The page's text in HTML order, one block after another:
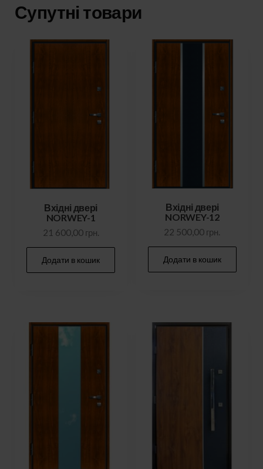
Супутні товари
Вхідні двері
NORWEY-1
21 600,00 грн.
Додати в кошик
Вхідні двері
NORWEY-12
22 500,00 грн.
Додати в кошик